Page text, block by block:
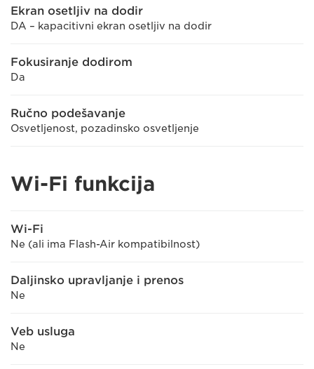
Ekran osetljiv na dodir
DA – kapacitivni ekran osetljiv na dodir
Fokusiranje dodirom
Da
Ručno podešavanje
Osvetljenost, pozadinsko osvetljenje
Wi-Fi funkcija
Wi-Fi
Ne (ali ima Flash-Air kompatibilnost)
Daljinsko upravljanje i prenos
Ne
Veb usluga
Ne